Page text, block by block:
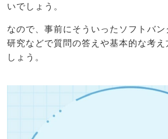
いでしょう。
なので、事前にそういったソフトバ
研究などで質問の答えや基本的な考え
しょう。